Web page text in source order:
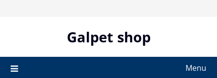
Galpet shop
Menu